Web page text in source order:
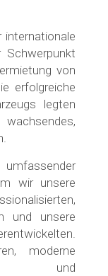
internationale
Schwerpunkt
von
erfolgreiche
legten
wir unsere
und unsere
moderne
und